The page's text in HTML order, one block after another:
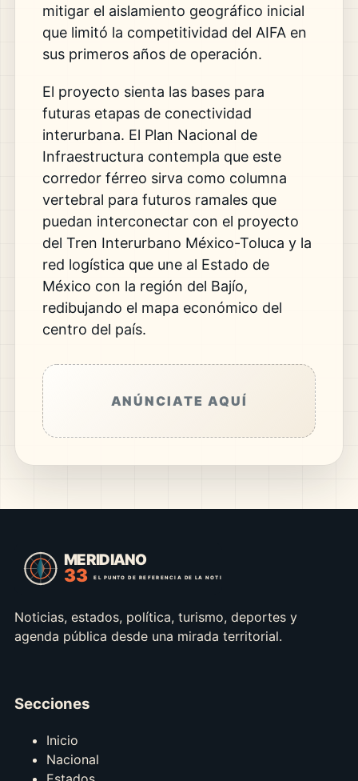
mitigar el aislamiento geográfico inicial
que limitó la competitividad del AIFA en
sus primeros años de operación.
El proyecto sienta las bases para
futuras etapas de conectividad
interurbana. El Plan Nacional de
Infraestructura contempla que este
corredor férreo sirva como columna
vertebral para futuros ramales que
puedan interconectar con el proyecto
del Tren Interurbano México-Toluca y la
red logística que une al Estado de
México con la región del Bajío,
redibujando el mapa económico del
centro del país.
ANÚNCIATE AQUÍ
Noticias, estados, política, turismo, deportes y
agenda pública desde una mirada territorial.
Secciones
Inicio
Nacional